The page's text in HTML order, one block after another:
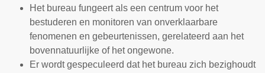
Het bureau fungeert als een centrum voor het
bestuderen en monitoren van onverklaarbare
fenomenen en gebeurtenissen, gerelateerd aan het
bovennatuurlijke of het ongewone.
Er wordt gespeculeerd dat het bureau zich bezighoudt